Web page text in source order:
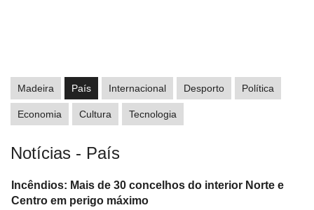
Madeira País Internacional Desporto Política
Economia Cultura Tecnologia
Notícias - País
Incêndios: Mais de 30 concelhos do interior Norte e
Centro em perigo máximo